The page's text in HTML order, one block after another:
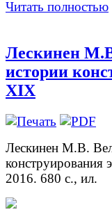
Читать полностью
Лескинен
истории
XIX
Лескинен М.В.
2016. 680 с., ил.